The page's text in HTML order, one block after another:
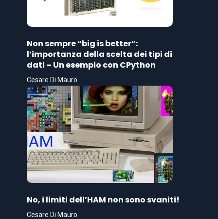
Non sempre “big is better”:
l’importanza della scelta dei tipi di
dati – Un esempio con CPython
Cesare Di Mauro
No, i limiti dell’HAM non sono svaniti!
Cesare Di Mauro